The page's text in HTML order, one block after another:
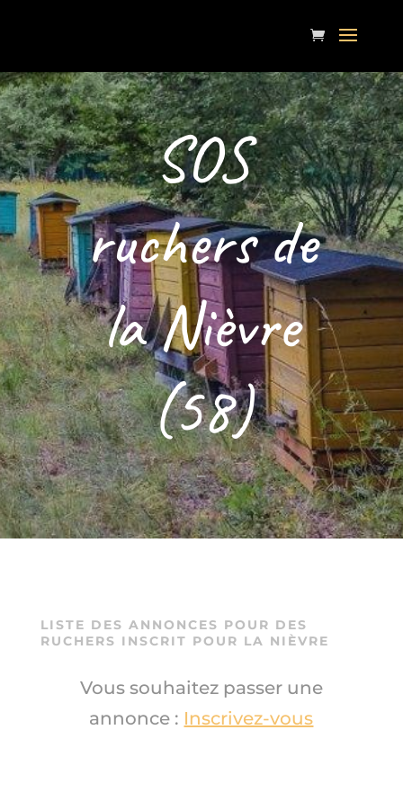
SOS
ruchers de
la Nièvre
(58)
–
LISTE DES ANNONCES POUR DES
RUCHERS INSCRIT POUR LA NIÈVRE
Vous souhaitez passer une
annonce : Inscrivez-vous